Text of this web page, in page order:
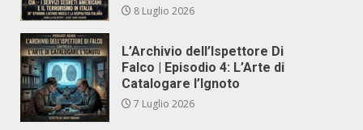
8 Luglio 2026
L’Archivio dell’Ispettore Di
Falco | Episodio 4: L’Arte di
Catalogare l’Ignoto
7 Luglio 2026